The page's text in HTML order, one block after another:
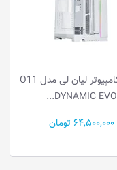
کیس کامپیوتر لیان لی مدل O11
DYNAMIC EVO...
64,500,000 تومان